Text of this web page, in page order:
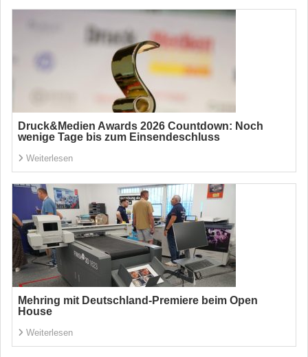
Druck&Medien Awards 2026 Countdown: Noch
wenige Tage bis zum Einsendeschluss
Weiterlesen
Mehring mit Deutschland-Premiere beim Open
House
Weiterlesen